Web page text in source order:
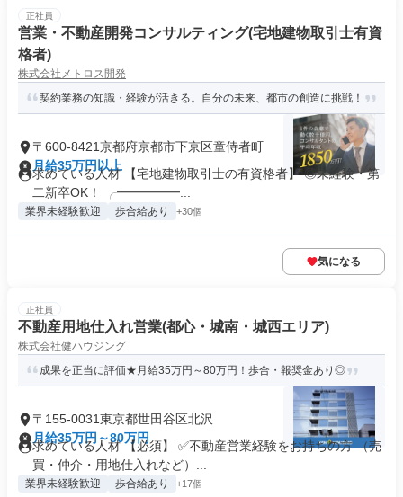
正社員
営業・不動産開発コンサルティング(宅地建物取引士有資
格者)
株式会社メトロス開発
契約業務の知識・経験が活きる。自分の未来、都市の創造に挑戦！
〒600-8421京都府京都市下京区童侍者町
月給35万円以上
求めている人材 【宅地建物取引士の有資格者】 ◎未経験・第
二新卒OK！ ╭━━━━━...
業界未経験歓迎 歩合給あり +30個
気になる
正社員
不動産用地仕入れ営業(都心・城南・城西エリア)
株式会社健ハウジング
成果を正当に評価★月給35万円～80万円！歩合・報奨金あり◎
〒155-0031東京都世田谷区北沢
月給35万円～80万円
求めている人材 【必須】 ✅不動産営業経験をお持ちの方 （売
買・仲介・用地仕入れなど）...
業界未経験歓迎 歩合給あり +17個